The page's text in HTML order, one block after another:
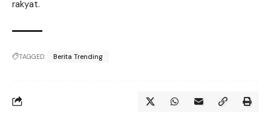
rakyat.
TAGGED: Berita Trending